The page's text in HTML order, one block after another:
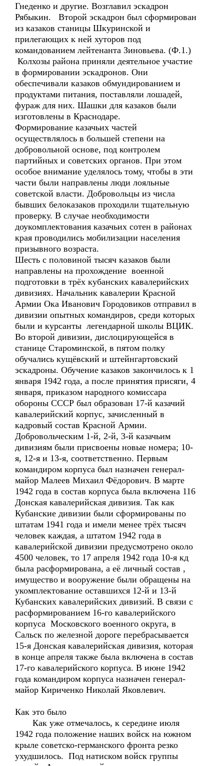
Гнеденко и другие. Возглавил эскадрон
Рябыкин. Второй эскадрон был сформирован
из казаков станицы Шкуринской и
прилегающих к ней хуторов под
командованием лейтенанта Зиновьева. (Ф.1.)
Колхозы района приняли деятельное участие
в формировании эскадронов. Они
обеспечивали казаков обмундированием и
продуктами питания, поставляли лошадей,
фураж для них. Шашки для казаков были
изготовлены в Краснодаре.
Формирование казачьих частей
осуществлялось в большей степени на
добровольной основе, под контролем
партийных и советских органов. При этом
особое внимание уделялось тому, чтобы в эти
части были направлены люди лояльные
советской власти. Добровольцы из числа
бывших белоказаков проходили тщательную
проверку. В случае необходимости
доукомплектования казачьих сотен в районах
края проводились мобилизации населения
призывного возраста.
Шесть с половиной тысяч казаков были
направлены на прохождение военной
подготовки в трёх кубанских кавалерийских
дивизиях. Начальник кавалерии Красной
Армии Ока Иванович Городовиков отправил в
дивизии опытных командиров, среди которых
были и курсанты легендарной школы ВЦИК.
Во второй дивизии, дислоцирующейся в
станице Староминской, в пятом полку
обучались кущёвский и штейнгартовский
эскадроны. Обучение казаков закончилось к 1
января 1942 года, а после принятия присяги, 4
января, приказом народного комиссара
обороны СССР был образован 17-й казачий
кавалерийский корпус, зачисленный в
кадровый состав Красной Армии.
Добровольческим 1-й, 2-й, 3-й казачьим
дивизиям были присвоены новые номера; 10-
я, 12-я и 13-я, соответственно. Первым
командиром корпуса был назначен генерал-
майор Малеев Михаил Фёдорович. В марте
1942 года в состав корпуса была включена 116
Донская кавалерийская дивизия. Так как
Кубанские дивизии были сформированы по
штатам 1941 года и имели менее трёх тысяч
человек каждая, а штатом 1942 года в
кавалерийской дивизии предусмотрено около
4500 человек, то 17 апреля 1942 года 10-я кд
была расформирована, а её личный состав ,
имущество и вооружение были обращены на
укомплектование оставшихся 12-й и 13-й
Кубанских кавалерийских дивизий. В связи с
расформированием 16-го кавалерийского
корпуса Московского военного округа, в
Сальск по железной дороге перебрасывается
15-я Донская кавалерийская дивизия, которая
в конце апреля также была включена в состав
17-го кавалерийского корпуса. В июне 1942
года командиром корпуса назначен генерал-
майор Кириченко Николай Яковлевич.
Как это было
Как уже отмечалось, к середине июля
1942 года положение наших войск на южном
крыле советско-германского фронта резко
ухудшилось. Под натиском войск группы